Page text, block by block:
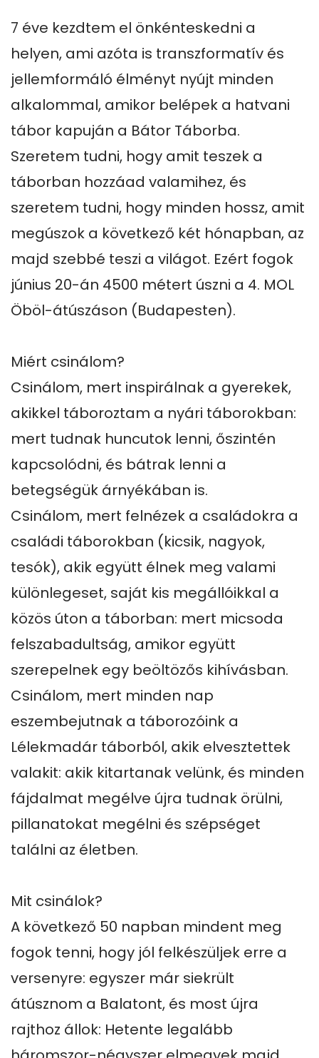
7 éve kezdtem el önkénteskedni a
helyen, ami azóta is transzformatív és
jellemformáló élményt nyújt minden
alkalommal, amikor belépek a hatvani
tábor kapuján a Bátor Táborba.
Szeretem tudni, hogy amit teszek a
táborban hozzáad valamihez, és
szeretem tudni, hogy minden hossz, amit
megúszok a következő két hónapban, az
majd szebbé teszi a világot. Ezért fogok
június 20-án 4500 métert úszni a 4. MOL
Öböl-átúszáson (Budapesten).
Miért csinálom?
Csinálom, mert inspirálnak a gyerekek,
akikkel táboroztam a nyári táborokban:
mert tudnak huncutok lenni, őszintén
kapcsolódni, és bátrak lenni a
betegségük árnyékában is.
Csinálom, mert felnézek a családokra a
családi táborokban (kicsik, nagyok,
tesók), akik együtt élnek meg valami
különlegeset, saját kis megállóikkal a
közös úton a táborban: mert micsoda
felszabadultság, amikor együtt
szerepelnek egy beöltözős kihívásban.
Csinálom, mert minden nap
eszembejutnak a táborozóink a
Lélekmadár táborból, akik elvesztettek
valakit: akik kitartanak velünk, és minden
fájdalmat megélve újra tudnak örülni,
pillanatokat megélni és szépséget
találni az életben.
Mit csinálok?
A következő 50 napban mindent meg
fogok tenni, hogy jól felkészüljek erre a
versenyre: egyszer már siekrült
átúsznom a Balatont, és most újra
rajthoz állok: Hetente legalább